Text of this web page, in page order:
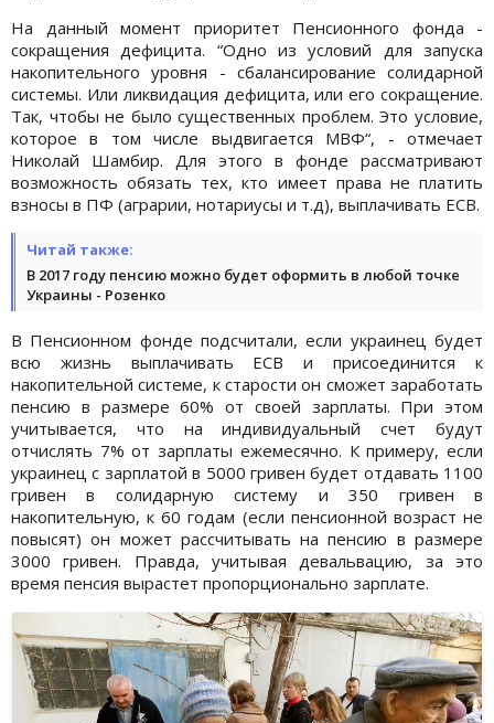
На данный момент приоритет Пенсионного фонда -
сокращения дефицита. “Одно из условий для запуска
накопительного уровня - сбалансирование солидарной
системы. Или ликвидация дефицита, или его сокращение.
Так, чтобы не было существенных проблем. Это условие,
которое в том числе выдвигается МВФ“, - отмечает
Николай Шамбир. Для этого в фонде рассматривают
возможность обязать тех, кто имеет права не платить
взносы в ПФ (аграрии, нотариусы и т.д), выплачивать ЕСВ.
Читай также:
В 2017 году пенсию можно будет оформить в любой точке
Украины - Розенко
В Пенсионном фонде подсчитали, если украинец будет
всю жизнь выплачивать ЕСВ и присоединится к
накопительной системе, к старости он сможет заработать
пенсию в размере 60% от своей зарплаты. При этом
учитывается, что на индивидуальный счет будут
отчислять 7% от зарплаты ежемесячно. К примеру, если
украинец с зарплатой в 5000 гривен будет отдавать 1100
гривен в солидарную систему и 350 гривен в
накопительную, к 60 годам (если пенсионной возраст не
повысят) он может рассчитывать на пенсию в размере
3000 гривен. Правда, учитывая девальвацию, за это
время пенсия вырастет пропорционально зарплате.